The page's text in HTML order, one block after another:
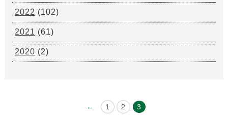
2022 (102)
2021 (61)
2020 (2)
← 1 2 3